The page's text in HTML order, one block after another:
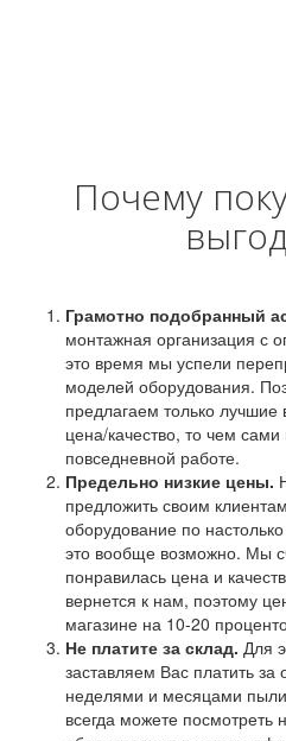
Почему
Грамотно подобранный
монтажная организация с
это время мы успели
моделей оборудования.
предлагаем только
цена/качество, то чем
повседневной работе.
Предельно низкие цены.
предложить своим
оборудование по
это вообще возможно. Мы
понравилась цена и
вернется к нам, поэтому
магазине на 10-20
Не платите за склад. Для
заставляем Вас платить за
неделями и месяцами
всегда можете посмотреть